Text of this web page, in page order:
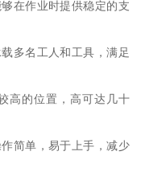
在作业时提供稳定的支
多名工人和工具，满足
高的位置，高可达几十
简单，易于上手，减少